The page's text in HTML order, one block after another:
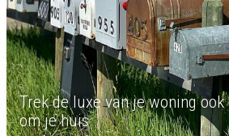
Trek de luxe van je woning
om je huis